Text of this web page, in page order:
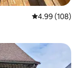
レビュー108
4.99 (108)